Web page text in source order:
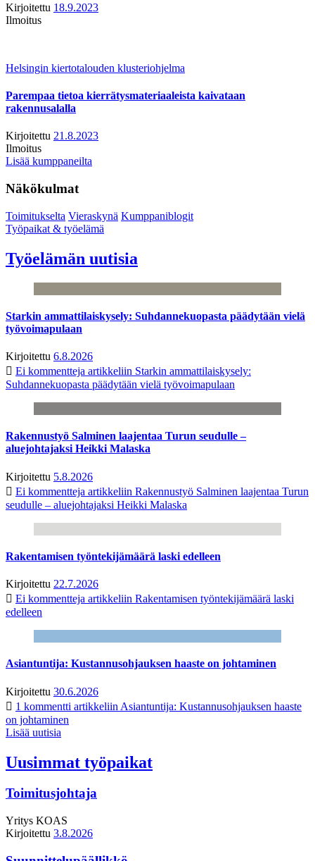
Kirjoitettu 18.9.2023
Ilmoitus
Helsingin kiertotalouden klusteriohjelma
Parempaa tietoa kierrätysmateriaaleista kaivataan
rakennusalalla
Kirjoitettu 21.8.2023
Ilmoitus
Lisää kumppaneilta
Näkökulmat
Toimitukselta Vieraskynä Kumppaniblogit
Työpaikat & työelämä
Työelämän uutisia
Starkin ammattilaiskysely: Suhdannekuopasta päädytään vielä
työvoimapulaan
Kirjoitettu 6.8.2026
Ei kommentteja artikkeliin Starkin ammattilaiskysely:
Suhdannekuopasta päädytään vielä työvoimapulaan
Rakennustyö Salminen laajentaa Turun seudulle –
aluejohtajaksi Heikki Malaska
Kirjoitettu 5.8.2026
Ei kommentteja artikkeliin Rakennustyö Salminen laajentaa Turun
seudulle – aluejohtajaksi Heikki Malaska
Rakentamisen työntekijämäärä laski edelleen
Kirjoitettu 22.7.2026
Ei kommentteja artikkeliin Rakentamisen työntekijämäärä laski
edelleen
Asiantuntija: Kustannusohjauksen haaste on johtaminen
Kirjoitettu 30.6.2026
1 kommentti artikkeliin Asiantuntija: Kustannusohjauksen haaste
on johtaminen
Lisää uutisia
Uusimmat työpaikat
Toimitusjohtaja
Yritys KOAS
Kirjoitettu 3.8.2026